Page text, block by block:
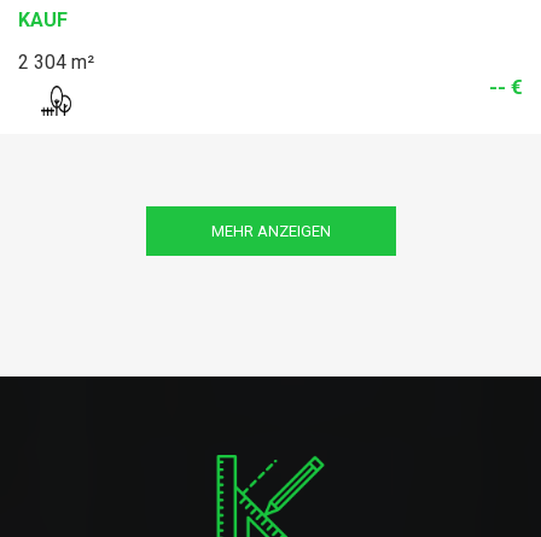
KAUF
2 304 m²
-- €
MEHR ANZEIGEN